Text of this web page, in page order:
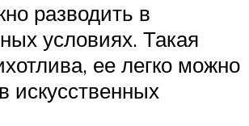
разводить в
условиях. Такая
ее легко можно
искусственных